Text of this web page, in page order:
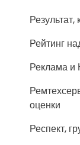
Рейтинг
Реклама и
оценки
Респект,